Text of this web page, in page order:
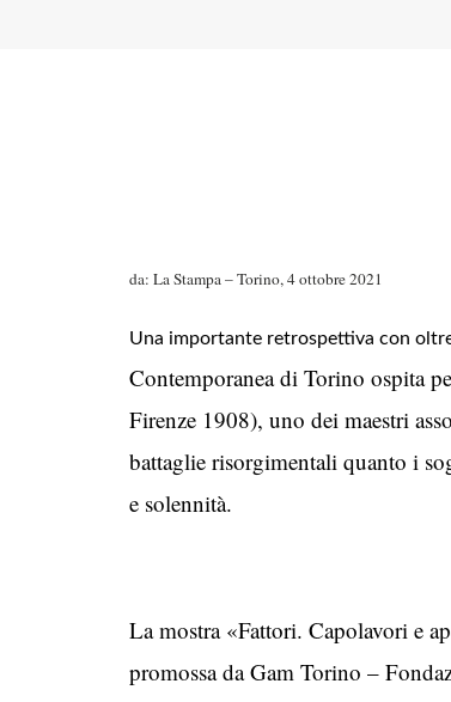
da: La Stampa – Torino, 4 ottobre 2021
Una importante retrospettiva con
Contemporanea di Torino ospita
Firenze 1908), uno dei maestri
battaglie risorgimentali quanto i
e solennità.
La mostra «Fattori. Capolavori e
promossa da Gam Torino –